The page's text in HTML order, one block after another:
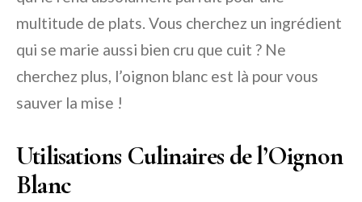
multitude de plats. Vous cherchez un ingrédient
qui se marie aussi bien cru que cuit ? Ne
cherchez plus, l’oignon blanc est là pour vous
sauver la mise !
Utilisations Culinaires de l’Oignon
Blanc